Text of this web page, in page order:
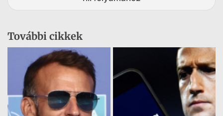
További cikkek